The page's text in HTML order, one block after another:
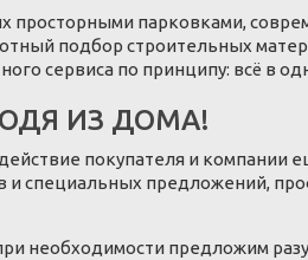
просторными парковками,
подбор строительных
сервиса по принципу: всё в
ИЗ ДОМА!
покупателя и компании
и специальных предложений,
необходимости предложим